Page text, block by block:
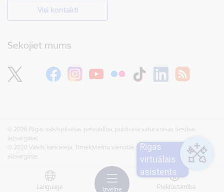
Izvēlne
Language Piekļūstamība
Visi kontakti
Sekojiet mums
© 2026 Rīgas valstspilsētas pašvaldība, publicētā satura visas tiesības
aizsargātas.
© 2020 Valsts kanceleja, Tīmekļvietņu vienotās platformas visas tiesības
aizsargātas.
Rīgas
virtuālais
asistents